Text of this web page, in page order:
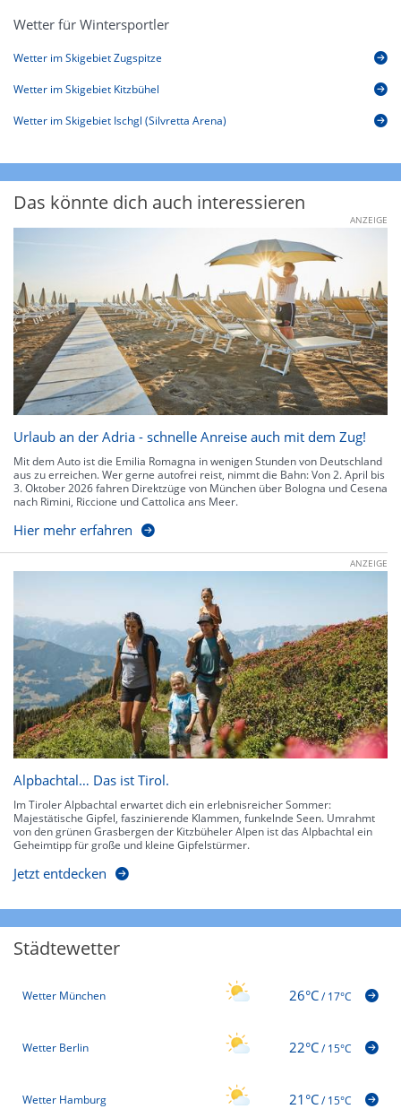
Wetter für Wintersportler
Wetter im Skigebiet Zugspitze
Wetter im Skigebiet Kitzbühel
Wetter im Skigebiet Ischgl (Silvretta Arena)
Das könnte dich auch interessieren
ANZEIGE
Urlaub an der Adria - schnelle Anreise auch mit dem Zug!
Mit dem Auto ist die Emilia Romagna in wenigen Stunden von Deutschland
aus zu erreichen. Wer gerne autofrei reist, nimmt die Bahn: Von 2. April bis
3. Oktober 2026 fahren Direktzüge von München über Bologna und Cesena
nach Rimini, Riccione und Cattolica ans Meer.
Hier mehr erfahren
ANZEIGE
Alpbachtal… Das ist Tirol.
Im Tiroler Alpbachtal erwartet dich ein erlebnisreicher Sommer:
Majestätische Gipfel, faszinierende Klammen, funkelnde Seen. Umrahmt
von den grünen Grasbergen der Kitzbüheler Alpen ist das Alpbachtal ein
Geheimtipp für große und kleine Gipfelstürmer.
Jetzt entdecken
Städtewetter
Wetter München 26°C/17°C
Wetter Berlin 22°C/15°C
Wetter Hamburg 21°C/15°C